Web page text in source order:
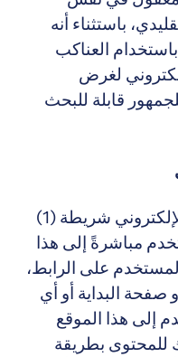
باستثناء أنه
العناكب
لغرض
قابلة للبحث
يجوز لك الارتباط بهذا الموقع الإلكتروني شريطة (1)
مباشرةً إلى هذا
على الرابط،
البداية أو أي
هذا الموقع
للمحتوى بطريقة